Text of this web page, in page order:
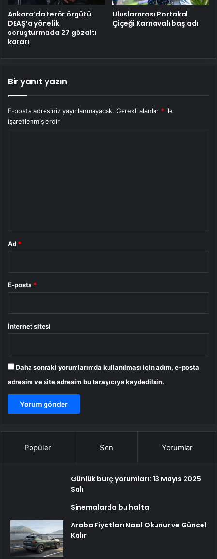
Ankara’da terör örgütü
DEAŞ’a yönelik
soruşturmada 27 gözaltı
kararı
Uluslararası Portakal
Çiçeği Karnavalı başladı
Bir yanıt yazın
E-posta adresiniz yayınlanmayacak. Gerekli alanlar * ile
işaretlenmişlerdir
Ad *
E-posta *
İnternet sitesi
Daha sonraki yorumlarımda kullanılması için adım, e-posta
adresim ve site adresim bu tarayıcıya kaydedilsin.
Popüler Son Yorumlar
Günlük burç yorumları: 13 Mayıs 2025
Salı
Sinemalarda bu hafta
Araba Fiyatları Nasıl Okunur ve Güncel
Kalır